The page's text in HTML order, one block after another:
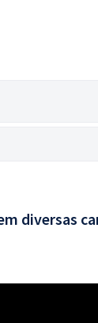
diversas